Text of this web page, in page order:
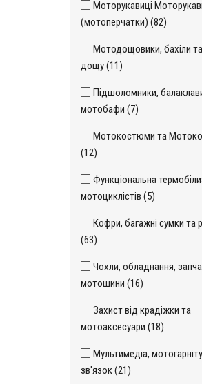
Моторукавиці
(мотоперчатки) (82)
Мотодощовики, бахіли та
дощу (11)
Підшоломники,
мотобафи (7)
Мотокостюми та
(12)
Функціональна
мотоциклістів (5)
Кофри, багажні сумки та
(63)
Чохли, обладнання,
мотошини (16)
Захист від крадіжки та
мотоаксесуари (18)
Мультимедіа,
зв'язок (21)